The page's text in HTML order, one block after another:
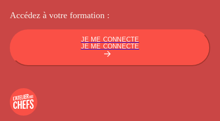
Accédez à votre formation :
JE ME CONNECTE
JE ME CONNECTE